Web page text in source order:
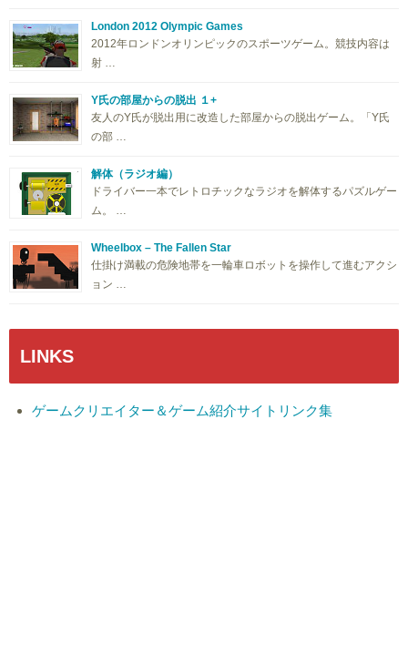
London 2012 Olympic Games
2012年ロンドンオリンピックのスポーツゲーム。競技内容は
射 …
Y氏の部屋からの脱出 １+
友人のY氏が脱出用に改造した部屋からの脱出ゲーム。「Y氏
の部 …
解体（ラジオ編）
ドライバー一本でレトロチックなラジオを解体するパズルゲー
ム。 …
Wheelbox – The Fallen Star
仕掛け満載の危険地帯を一輪車ロボットを操作して進むアクシ
ョン …
LINKS
ゲームクリエイター＆ゲーム紹介サイトリンク集